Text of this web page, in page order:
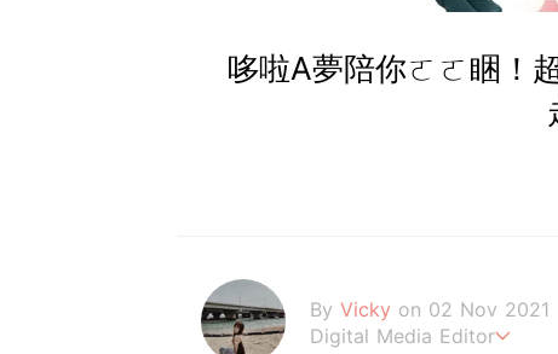
哆啦A夢陪你ㄛㄛ睏！
By Vicky on 02 Nov 2021
Digital Media Editor